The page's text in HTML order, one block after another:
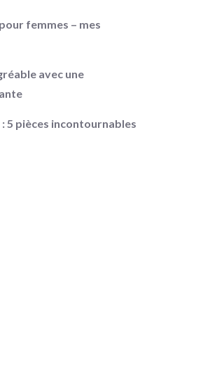
femmes – mes
avec une
5 pièces incontournables